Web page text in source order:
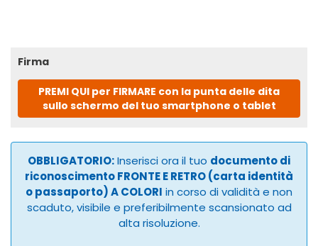
Firma
PREMI QUI per FIRMARE con la punta delle dita
sullo schermo del tuo smartphone o tablet
OBBLIGATORIO:Inserisci ora il tuo documento di
riconoscimento FRONTE E RETRO (carta identità
o passaporto) A COLORI in corso di validità e non
scaduto, visibile e preferibilmente scansionato ad
alta risoluzione.